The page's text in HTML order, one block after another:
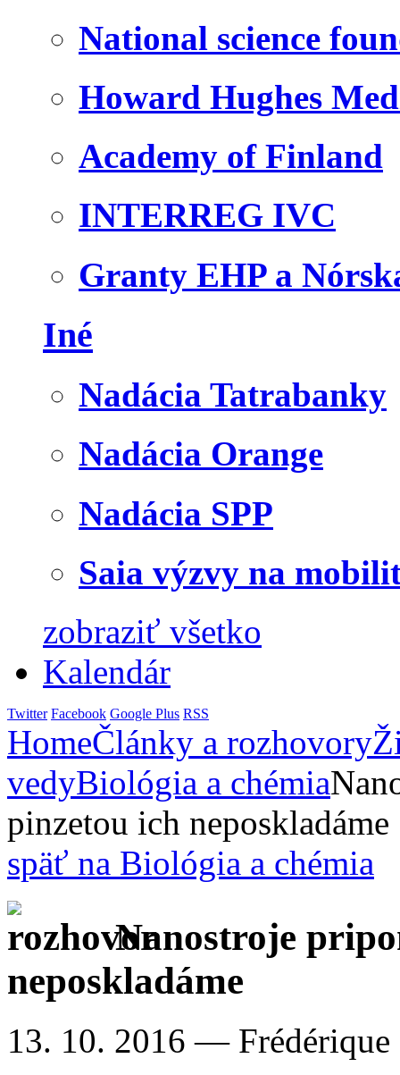
National science
Howard Hughes
Academy of Finland
INTERREG IVC
Granty EHP a
Iné
Nadácia Tatrabanky
Nadácia Orange
Nadácia SPP
Saia výzvy na
zobraziť všetko
Kalendár
Twitter Facebook Google Plus RSS
HomeČlánky a rozhovory
vedyBiológia a chémia
pinzetou ich neposkladáme
späť na Biológia a chémia
Nanostroje
neposkladáme
13. 10. 2016 — Frédérique